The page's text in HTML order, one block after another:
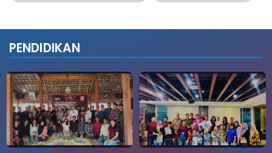
PENDIDIKAN